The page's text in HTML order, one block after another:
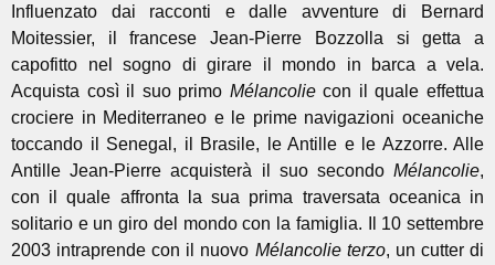
Influenzato dai racconti e dalle avventure di Bernard
Moitessier, il francese Jean-Pierre Bozzolla si getta a
capofitto nel sogno di girare il mondo in barca a vela.
Acquista così il suo primo Mélancoliecon il quale effettua
crociere in Mediterraneo e le prime navigazioni oceaniche
toccando il Senegal, il Brasile, le Antille e le Azzorre. Alle
Antille Jean-Pierre acquisterà il suo secondo Mélancolie,
con il quale affronta la sua prima traversata oceanica in
solitario e un giro del mondo con la famiglia. Il 10 settembre
2003 intraprende con il nuovo Mélancolie terzo, un cutter di